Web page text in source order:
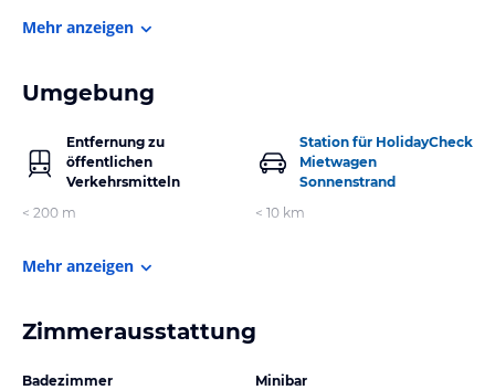
Mehr anzeigen
Umgebung
Entfernung zu
öffentlichen
Verkehrsmitteln
< 200 m
Station für HolidayCheck
Mietwagen
Sonnenstrand
< 10 km
Mehr anzeigen
Zimmerausstattung
Badezimmer
Minibar